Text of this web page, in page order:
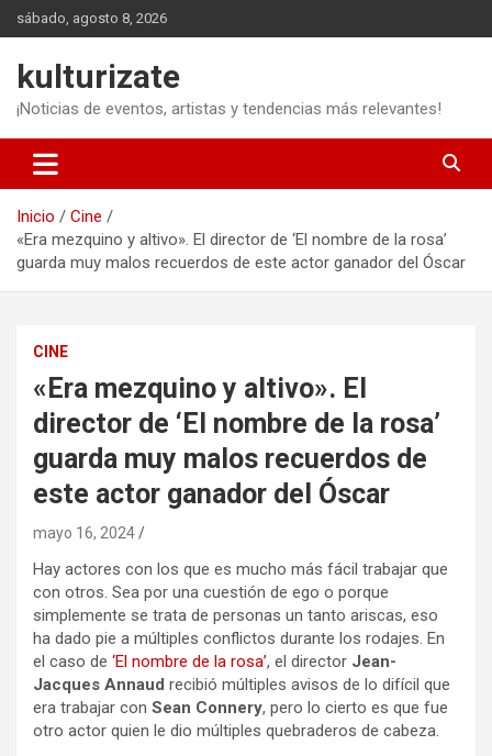
Saltar
al
sábado, agosto 8, 2026
kulturizate
¡Noticias de eventos, artistas y tendencias más relevantes!
Inicio
Cine
«Era mezquino y altivo». El director de ‘El nombre de la rosa’
guarda muy malos recuerdos de este actor ganador del Óscar
CINE
«Era mezquino y altivo». El
director de ‘El nombre de la rosa’
guarda muy malos recuerdos de
este actor ganador del Óscar
mayo 16, 2024
Hay actores con los que es mucho más fácil trabajar que
con otros. Sea por una cuestión de ego o porque
simplemente se trata de personas un tanto ariscas, eso
ha dado pie a múltiples conflictos durante los rodajes. En
el caso de ‘El nombre de la rosa’, el director Jean-
Jacques Annaud recibió múltiples avisos de lo difícil que
era trabajar con Sean Connery, pero lo cierto es que fue
otro actor quien le dio múltiples quebraderos de cabeza.